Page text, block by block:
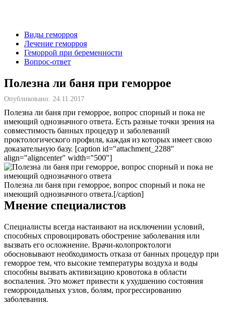
Виды геморроя
Лечение геморроя
Геморрой при беременности
Вопрос-ответ
Полезна ли баня при геморрое
Опубликовано: 24.11.2017
Полезна ли баня при геморрое, вопрос спорный и пока не
имеющий однозначного ответа. Есть разные точки зрения на
совместимость банных процедур и заболеваний
проктологического профиля, каждая из которых имеет свою
доказательную базу. [caption id="attachment_2288"
align="aligncenter" width="500"]
Полезна ли баня при геморрое, вопрос спорный и пока не
имеющий однозначного ответа.[/caption]
Мнение специалистов
Специалисты всегда настаивают на исключении условий,
способных спровоцировать обострение заболевания или
вызвать его осложнение. Врачи-колопроктологи
обосновывают необходимость отказа от банных процедур при
геморрое тем, что высокие температуры воздуха и воды
способны вызвать активизацию кровотока в области
воспаления. Это может привести к ухудшению состояния
геморроидальных узлов, болям, прогрессированию
заболевания.